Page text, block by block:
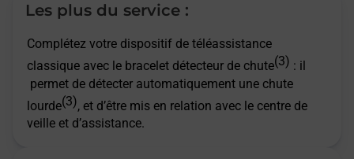
Les plus du service :
Complétez votre dispositif de téléassistance
classique avec le bracelet détecteur de chute(3) : il
permet de détecter automatiquement une chute
lourde(3), et d’être mis en relation avec le centre de
veille et d’assistance.